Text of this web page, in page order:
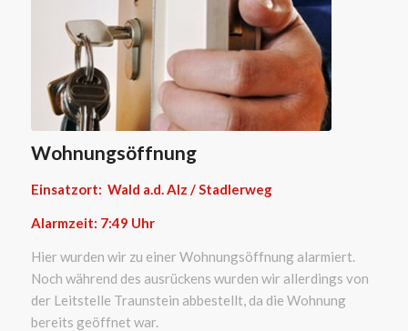
Wohnungsöffnung
Einsatzort: Wald a.d. Alz / Stadlerweg
Alarmzeit: 7:49 Uhr
Hier wurden wir zu einer Wohnungsöffnung alarmiert.
Noch während des ausrückens wurden wir allerdings von
der Leitstelle Traunstein abbestellt, da die Wohnung
bereits geöffnet war.